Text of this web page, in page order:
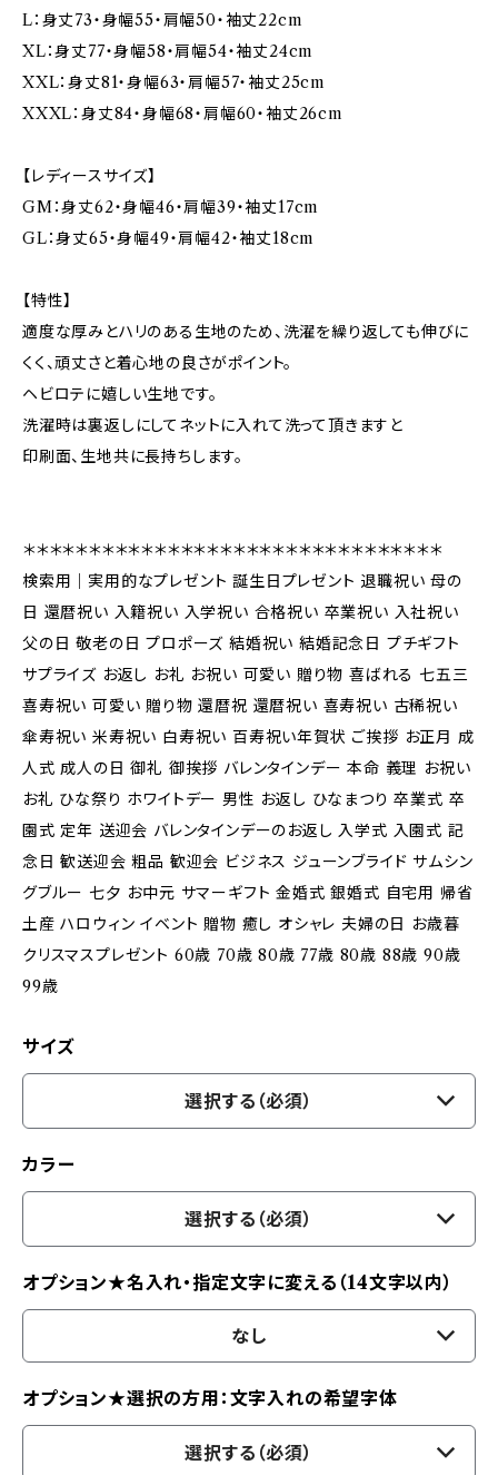
L：身丈73・身幅55・肩幅50・袖丈22cm
XL：身丈77・身幅58・肩幅54・袖丈24cm
XXL：身丈81・身幅63・肩幅57・袖丈25cm
XXXL：身丈84・身幅68・肩幅60・袖丈26cm
【レディースサイズ】
GM：身丈62・身幅46・肩幅39・袖丈17cm
GL：身丈65・身幅49・肩幅42・袖丈18cm
【特性】
適度な厚みとハリのある生地のため、洗濯を繰り返しても伸びに
くく、頑丈さと着心地の良さがポイント。
ヘビロテに嬉しい生地です。
洗濯時は裏返しにしてネットに入れて洗って頂きますと
印刷面、生地共に長持ちします。
＊＊＊＊＊＊＊＊＊＊＊＊＊＊＊＊＊＊＊＊＊＊＊＊＊＊＊＊＊＊＊＊
検索用｜実用的なプレゼント 誕生日プレゼント 退職祝い 母の
日 還暦祝い 入籍祝い 入学祝い 合格祝い 卒業祝い 入社祝い
父の日 敬老の日 プロポーズ 結婚祝い 結婚記念日 プチギフト
サプライズ お返し お礼 お祝い 可愛い 贈り物 喜ばれる 七五三
喜寿祝い 可愛い 贈り物 還暦祝 還暦祝い 喜寿祝い 古稀祝い
傘寿祝い 米寿祝い 白寿祝い 百寿祝い年賀状 ご挨拶 お正月 成
人式 成人の日 御礼 御挨拶 バレンタインデー 本命 義理 お祝い
お礼 ひな祭り ホワイトデー 男性 お返し ひなまつり 卒業式 卒
園式 定年 送迎会 バレンタインデーのお返し 入学式 入園式 記
念日 歓送迎会 粗品 歓迎会 ビジネス ジューンブライド サムシン
グブルー 七夕 お中元 サマーギフト 金婚式 銀婚式 自宅用 帰省
土産 ハロウィン イベント 贈物 癒し オシャレ 夫婦の日 お歳暮
クリスマスプレゼント 60歳 70歳 80歳 77歳 80歳 88歳 90歳
99歳
サイズ
選択する（必須）
カラー
選択する（必須）
オプション★名入れ・指定文字に変える（14文字以内）
なし
オプション★選択の方用：文字入れの希望字体
選択する（必須）